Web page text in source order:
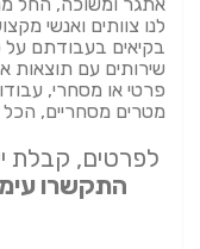
לנו צוותים ואנשי
בקיאים בעבודתם על
שירותים עם תוצאות
פרטי או מסחרי,
מטרים מסחריים,
לפרטים, קבלת
התקשרו